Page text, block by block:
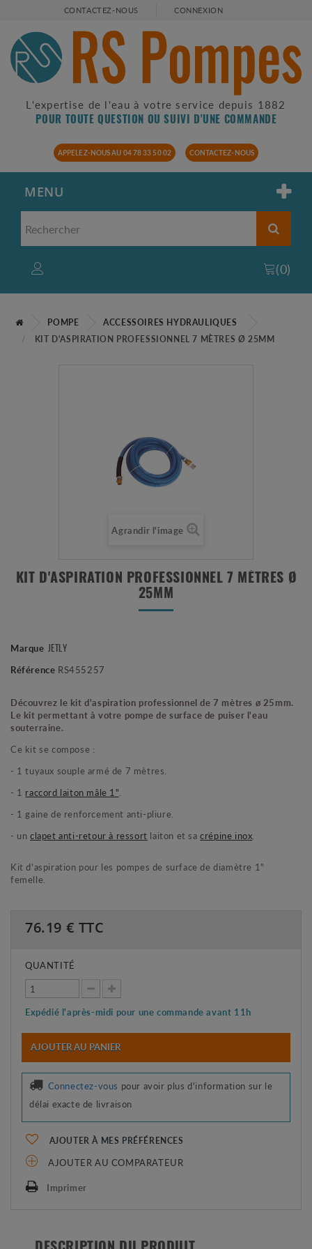
CONTACTEZ-NOUS CONNEXION
L'expertise de l'eau à votre service depuis 1882
POUR TOUTE QUESTION OU SUIVI D'UNE COMMANDE
APPELEZ-NOUS AU 04 78 33 50 02 CONTACTEZ-NOUS
MENU
(0)
POMPE
ACCESSOIRES HYDRAULIQUES
KIT D'ASPIRATION PROFESSIONNEL 7 MÈTRES Ø 25MM
Agrandir l'image
KIT D'ASPIRATION PROFESSIONNEL 7 MÈTRES Ø
25MM
Marque JETLY
Référence RS455257
Découvrez le kit d'aspiration professionnel de 7 mètres ø 25mm.
Le kit permettant à votre pompe de surface de puiser l'eau
souterraine.
Ce kit se compose :
- 1 tuyaux souple armé de 7 mètres.
- 1 raccord laiton mâle 1".
- 1 gaine de renforcement anti-pliure.
- un clapet anti-retour à ressort laiton et sacrépine inox.
Kit d'aspiration pour les pompes de surface de diamètre 1"
femelle.
76.19 € TTC
QUANTITÉ
Expédié l'après-midi pour une commande avant 11h
AJOUTER AU PANIER
Connectez-vous pour avoir plus d'information sur le
délai exacte de livraison
AJOUTER À MES PRÉFÉRENCES
AJOUTER AU COMPARATEUR
Imprimer